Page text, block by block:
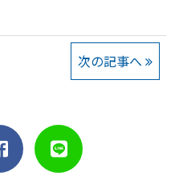
次の記事へ